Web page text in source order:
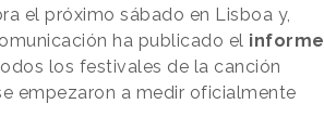
el próximo sábado en Lisboa y,
ha publicado el informe
los festivales de la canción
empezaron a medir oficialmente